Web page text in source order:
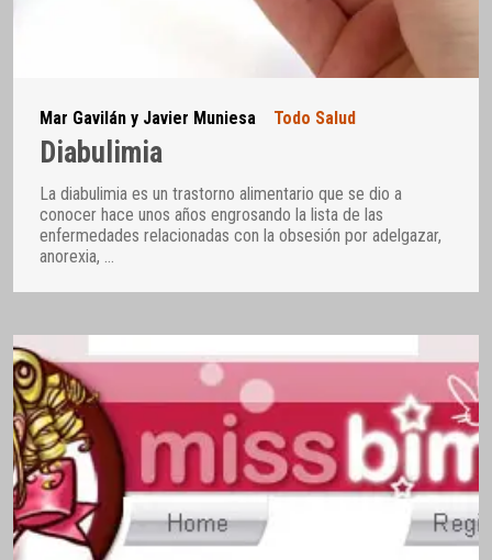
Mar Gavilán y Javier Muniesa Todo Salud
Diabulimia
La diabulimia es un trastorno alimentario que se dio a
conocer hace unos años engrosando la lista de las
enfermedades relacionadas con la obsesión por adelgazar,
anorexia,